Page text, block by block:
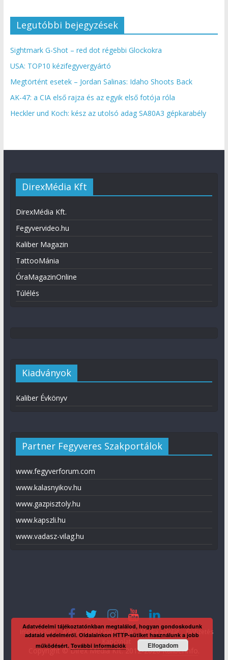
Legutóbbi bejegyzések
Sightmark G-Shot – red dot régebbi Glockokra
USA: TOP10 kézifegyvergyártó
Megtörtént esetek – Jordan Salinas: Idaho Shoots Back
AK-47: a CIA első rajza és az egyik első fotója róla
Heckler und Koch: kész az utolsó adag SA80A3 gépkarabély
DirexMédia Kft
DirexMédia Kft.
Fegyvervideo.hu
Kaliber Magazin
TattooMánia
ÓraMagazinOnline
Túlélés
Kiadványok
Kaliber Évkönyv
Partner Fegyveres Szakportálok
www.fegyverforum.com
www.kalasnyikov.hu
www.gazpisztoly.hu
www.kapszli.hu
www.vadasz-vilag.hu
Impresszum Adatvédelmi tájékoztató Média ajánlat
Előfizetés
Copyright © Direx Média Kft. 2012-2026KaliberInfo
Adatvédelmi tájékoztatónkban megtalálod, hogyan gondoskodunk
adataid védelméről. Oldalainkon HTTP-sütiket használunk a jobb
működésért.További információk Elfogadom